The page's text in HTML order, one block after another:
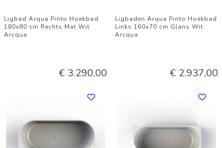
Ligbad Arqua Pinto Hoekbad
180x80 cm Rechts Mat Wit
Arcqua
€ 3.290,00
Ligbaden Arqua Pinto Hoekbad
Links 160x70 cm Glans Wit
Arcqua
€ 2.937,00